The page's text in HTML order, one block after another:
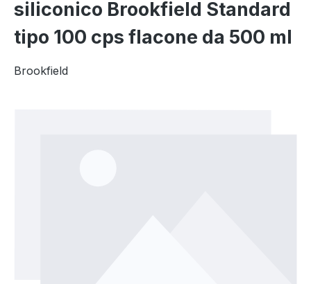
siliconico Brookfield Standard
tipo 100 cps flacone da 500 ml
Brookfield